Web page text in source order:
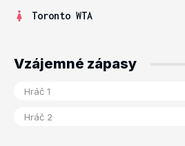
Toronto WTA
Vzájemné zápasy